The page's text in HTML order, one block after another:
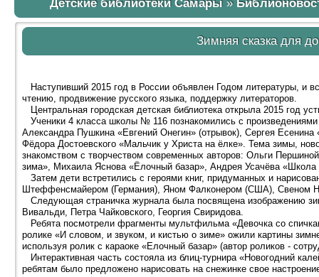
Детские библиотеки Самары»
Зимняя сказка для
Наступивший 2015 год в России объявлен Годом литературы, и
чтению, продвижение русского языка, поддержку литераторов.
Центральная городская детская библиотека открыла 2015 год
Ученики 4 класса школы № 116 познакомились с произведениями
Александра Пушкина «Евгений Онегин» (отрывок), Сергея
Фёдора Достоевского «Мальчик у Христа на ёлке». Тема зимы,
знакомством с творчеством современных авторов: Ольги
зима», Михаила Яснова «Ёлочный базар», Андрея Усачёва «Школа
Затем дети встретились с героями книг, придуманных и
Штеффенсмайером (Германия), Яном Фалконером (США), Свеном
Следующая страничка журнала была посвящена изображению
Вивальди, Петра Чайковского, Георгия Свиридова.
Ребята посмотрели фрагменты мультфильма «Девочка со
ролике «И словом, и звуком, и кистью о зиме» ожили картины
используя ролик с караоке «Елочный базар» (автор роликов -
Интерактивная часть состояла из блиц-турнира «Новогодний
ребятам было предложено нарисовать на снежинке свое